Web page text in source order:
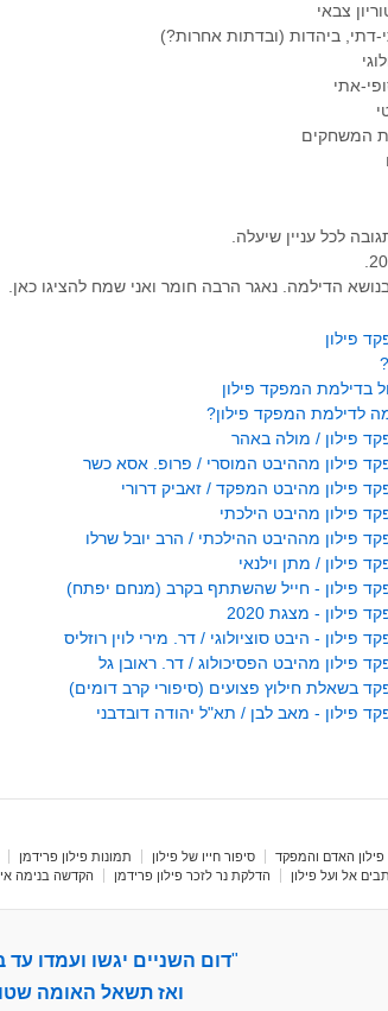
צבאי
דתי, ביהדות (ובדתות אחרות?)
אתי
המשחקים
לכל עניין שיעלה.
הדילמה. נאגר הרבה חומר ואני שמח להציגו כאן.
פילון
בדילמת המפקד פילון
לדילמת המפקד פילון?
פילון / מולה באהר
פילון מההיבט המוסרי / פרופ. אסא כשר
פילון מהיבט המפקד / זאביק דרורי
פילון מהיבט הילכתי
פילון מההיבט ההילכתי / הרב יובל שרלו
פילון / מתן וילנאי
פילון - חייל שהשתתף בקרב (מנחם יפתח)
פילון - מצגת 2020
פילון - היבט סוציולוגי / דר. מירי לוין רוזליס
פילון מהיבט הפסיכולוג / דר. ראובן גל
בשאלת חילוץ פצועים (סיפורי קרב דומים)
פילון - מאב לבן / תא"ל יהודה דובדבני
פילון האדם והמפקד סיפור חייו של פילון תמונות פילון פרידמן
אל ועל פילון הדלקת נר לזכר פילון פרידמן הקדשה בנימה
"דום השניים יגשו ועמדו עד
ואז תשאל האומה